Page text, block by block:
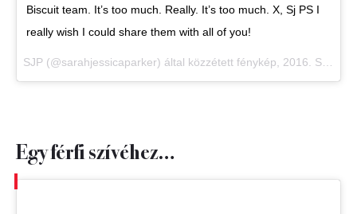
Biscuit team. It’s too much. Really. It’s too much. X, Sj PS I
really wish I could share them with all of you!
SJP (@sarahjessicaparker) által közzétett fénykép, 2016. Szept 14., 13:48 PDT
Egy férfi szívéhez…